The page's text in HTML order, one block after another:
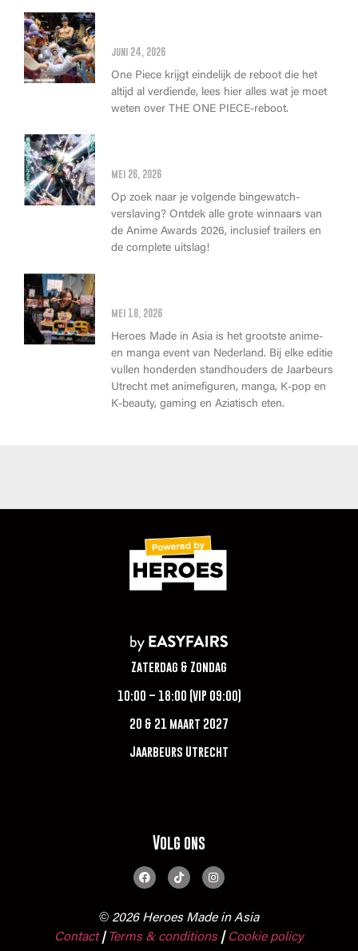
juni 24, 2026
One Piece krijgt eindelijk de reboot die het
altijd al verdiende, lees hier alles wat je moet
weten over THE ONE PIECE-reboot.
mei 26, 2026
Op zoek naar je volgende bingewatch-
verslaving? Ontdek alle grote winnaars van
de Anime Awards 2026, inclusief trailers en
de complete uitslag!
mei 18, 2026
Heroes Made in Asia is het grootste anime-
en manga event van Nederland. Bij elke editie
vullen honderden standhouders de Jaarbeurs
Utrecht met animefiguren, manga, K-pop en
K-beauty, gaming en Aziatisch eten.
Zaterdag & Zondag
10:00 – 18:00 (VIP 09:00)
20 & 21 maart 2027
Jaarbeurs Utrecht
Volg ons
© 2026 Heroes Made in Asia
Contact | Terms & conditions | Cookie policy